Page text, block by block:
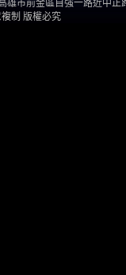
雄市前金區自強一路近中正
制 版權必究